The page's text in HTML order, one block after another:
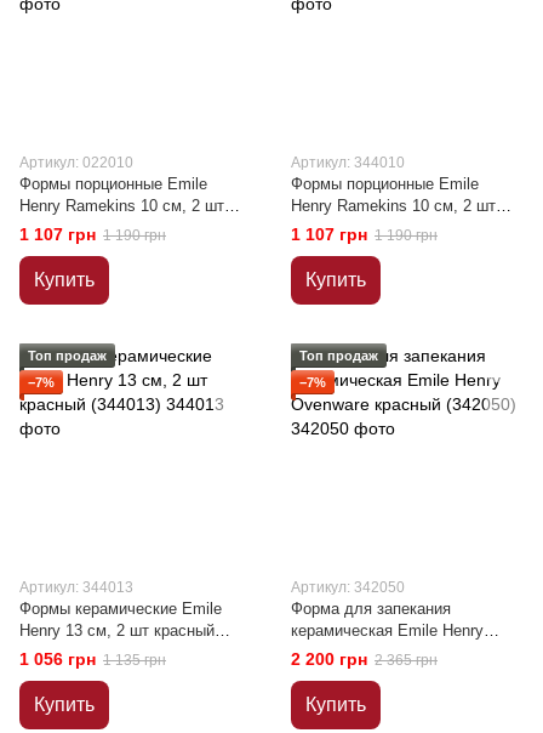
Артикул: 022010
Формы порционные Emile
Henry Ramekins 10 см, 2 шт
бежевый (022010)
1 107 грн 1 190 грн
Купить
Артикул: 344010
Формы порционные Emile
Henry Ramekins 10 см, 2 шт
красный (344010)
1 107 грн 1 190 грн
Купить
Топ продаж
−7%
Артикул: 344013
Формы керамические Emile
Henry 13 см, 2 шт красный
(344013)
1 056 грн 1 135 грн
Купить
Топ продаж
−7%
Артикул: 342050
Форма для запекания
керамическая Emile Henry
Ovenware красный (342050)
2 200 грн 2 365 грн
Купить